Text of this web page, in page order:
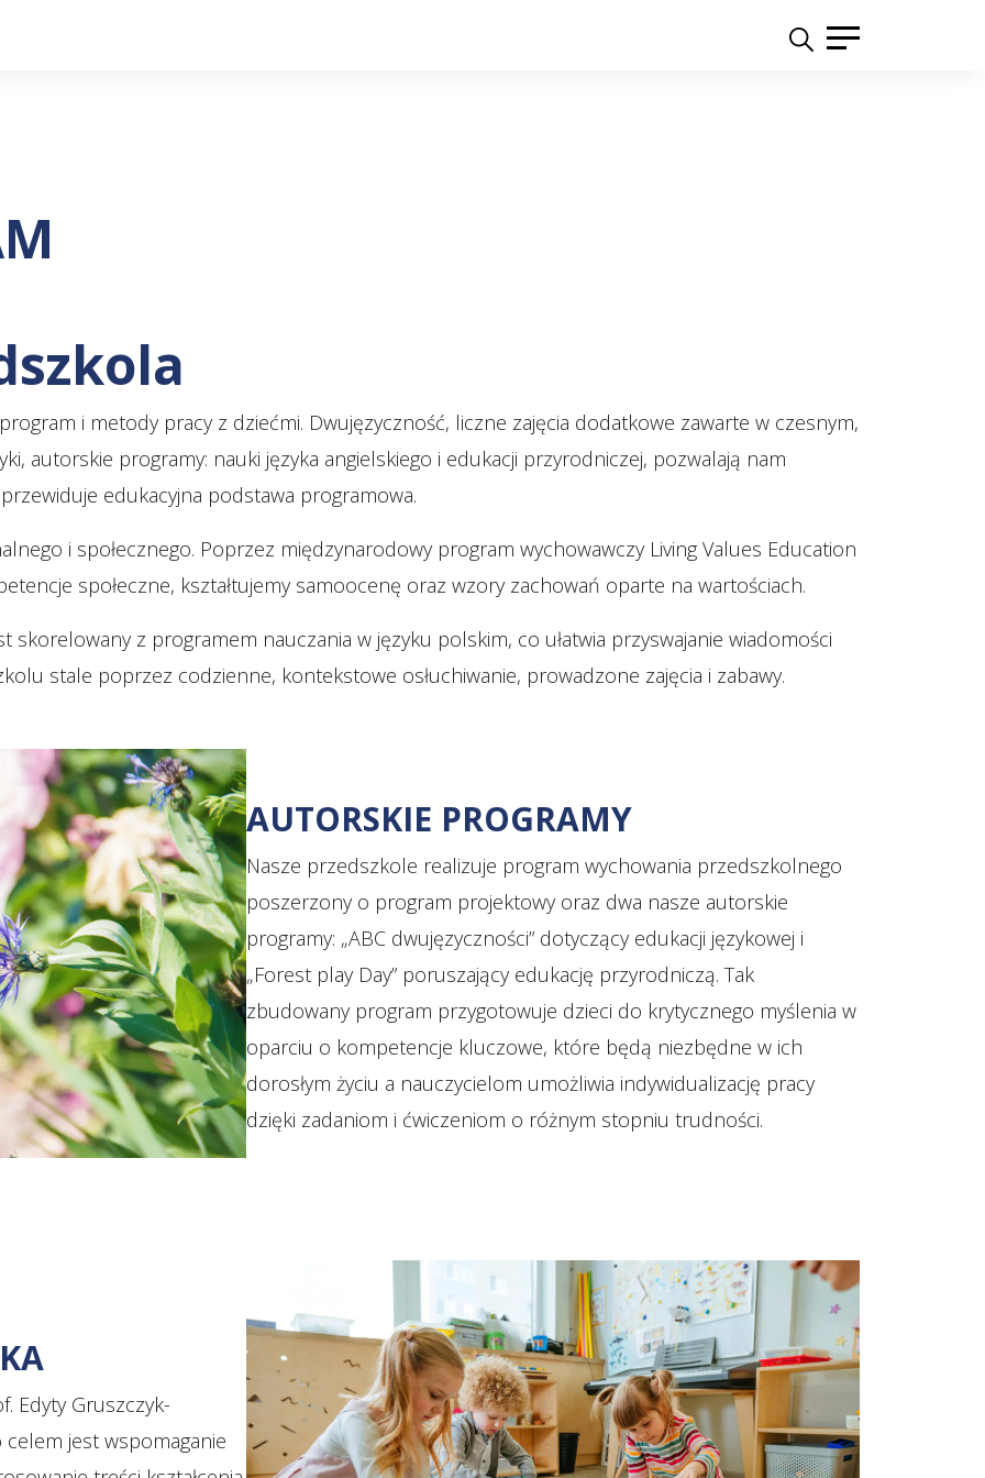
i metody pracy z dziećmi. Dwujęzyczność, liczne zajęcia dodatkowe zawarte w czesnym,
autorskie programy: nauki języka angielskiego i edukacji przyrodniczej, pozwalają nam
edukacyjna podstawa programowa.
i społecznego. Poprzez międzynarodowy program wychowawczy Living Values Education
społeczne, kształtujemy samoocenę oraz wzory zachowań oparte na wartościach.
skorelowany z programem nauczania w języku polskim, co ułatwia przyswajanie wiadomości
stale poprzez codzienne, kontekstowe osłuchiwanie, prowadzone zajęcia i zabawy.
AUTORSKIE PROGRAMY
Nasze przedszkole realizuje program wychowania przedszkolnego
poszerzony o program projektowy oraz dwa nasze autorskie
programy: „ABC dwujęzyczności” dotyczący edukacji językowej i
„Forest play Day” poruszający edukację przyrodniczą. Tak
zbudowany program przygotowuje dzieci do krytycznego myślenia w
oparciu o kompetencje kluczowe, które będą niezbędne w ich
dorosłym życiu a nauczycielom umożliwia indywidualizację pracy
dzięki zadaniom i ćwiczeniom o różnym stopniu trudności.
Edyty Gruszczyk-
celem jest wspomaganie